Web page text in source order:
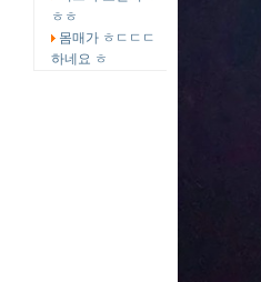
ㅎㅎ
몸매가 ㅎㄷㄷㄷ
하네요 ㅎ